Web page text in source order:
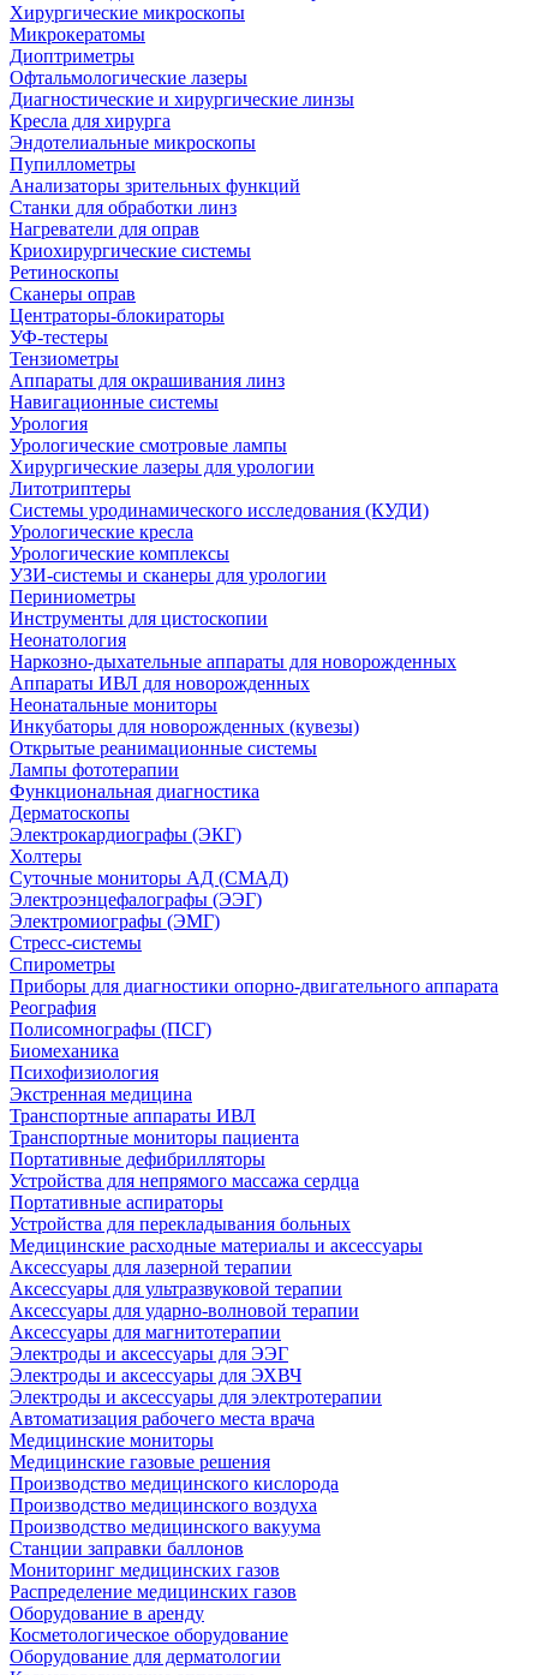
Хирургические микроскопы
Микрокератомы
Диоптриметры
Офтальмологические лазеры
Диагностические и хирургические линзы
Кресла для хирурга
Эндотелиальные микроскопы
Пупиллометры
Анализаторы зрительных функций
Станки для обработки линз
Нагреватели для оправ
Криохирургические системы
Ретиноскопы
Сканеры оправ
Центраторы-блокираторы
УФ-тестеры
Тензиометры
Аппараты для окрашивания линз
Навигационные системы
Урология
Урологические смотровые лампы
Хирургические лазеры для урологии
Литотриптеры
Системы уродинамического исследования (КУДИ)
Урологические кресла
Урологические комплексы
УЗИ-системы и сканеры для урологии
Периниометры
Инструменты для цистоскопии
Неонатология
Наркозно-дыхательные аппараты для новорожденных
Аппараты ИВЛ для новорожденных
Неонатальные мониторы
Инкубаторы для новорожденных (кувезы)
Открытые реанимационные системы
Лампы фототерапии
Функциональная диагностика
Дерматоскопы
Электрокардиографы (ЭКГ)
Холтеры
Суточные мониторы АД (СМАД)
Электроэнцефалографы (ЭЭГ)
Электромиографы (ЭМГ)
Стресс-системы
Спирометры
Приборы для диагностики опорно-двигательного аппарата
Реография
Полисомнографы (ПСГ)
Биомеханика
Психофизиология
Экстренная медицина
Транспортные аппараты ИВЛ
Транспортные мониторы пациента
Портативные дефибрилляторы
Устройства для непрямого массажа сердца
Портативные аспираторы
Устройства для перекладывания больных
Медицинские расходные материалы и аксессуары
Аксессуары для лазерной терапии
Аксессуары для ультразвуковой терапии
Аксессуары для ударно-волновой терапии
Аксессуары для магнитотерапии
Электроды и аксессуары для ЭЭГ
Электроды и аксессуары для ЭХВЧ
Электроды и аксессуары для электротерапии
Автоматизация рабочего места врача
Медицинские мониторы
Медицинские газовые решения
Производство медицинского кислорода
Производство медицинского воздуха
Производство медицинского вакуума
Станции заправки баллонов
Мониторинг медицинских газов
Распределение медицинских газов
Оборудование в аренду
Косметологическое оборудование
Оборудование для дерматологии